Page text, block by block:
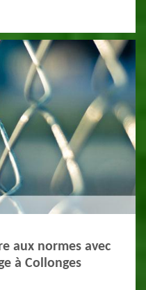
aux normes avec
à Collonges